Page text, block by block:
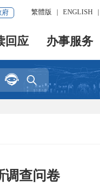
繁體版 ENGLISH
府
回应 办事服务


调查问卷